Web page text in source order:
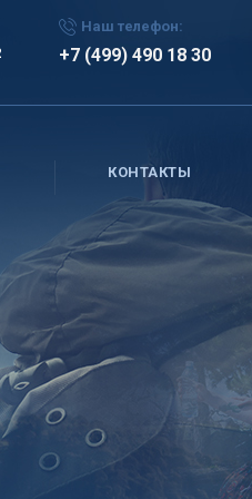
Наш телефон:
+7 (499) 490 18 30
КОНТАКТЫ